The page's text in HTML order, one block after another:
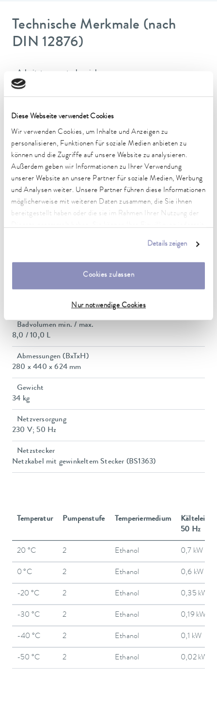
Diese Webseite verwendet Cookies
Wir verwenden Cookies, um Inhalte und Anzeigen zu
personalisieren, Funktionen für soziale Medien anbieten zu
können und die Zugriffe auf unsere Website zu analysieren.
Außerdem geben wir Informationen zu Ihrer Verwendung
unserer Website an unsere Partner für soziale Medien, Werbung
und Analysen weiter. Unsere Partner führen diese Informationen
möglicherweise mit weiteren Daten zusammen, die Sie ihnen
bereitgestellt haben oder die sie im Rahmen Ihrer Nutzung der
Details zeigen
Cookies zulassen
Nur notwendige Cookies
Technische Merkmale (nach
DIN 12876)
Arbeitstemperaturbereich
-50 ... 200 °C
5 ... 40 °C
Temperaturkonstanz
0.02 ± K
Heizleistung max.
2 kW
Leistungsaufnahme max.
2.5 kW
Förderdruck max.
Badvolumen min. / max.
8,0 / 10,0 L
Abmessungen (BxTxH)
280 x 440 x 624 mm
Gewicht
34 kg
Netzversorgung
230 V; 50 Hz
Netzstecker
Netzkabel mit gewinkeltem Stecker (BS1363)
Temperatur Pumpenstufe Temperiermedium
50 Hz
20 °C 2 Ethanol 0,7 kW
0 °C 2 Ethanol 0,6 kW
-20 °C 2 Ethanol 0,35 kW
-30 °C 2 Ethanol 0,19 kW
-40 °C 2 Ethanol 0,1 kW
-50 °C 2 Ethanol 0,02 kW